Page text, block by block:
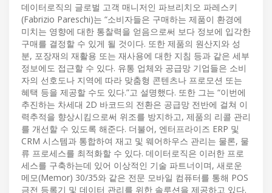
데이터로직의 글로벌 고객 매니저인 파브리치오 파레스키
(Fabrizio Pareschi)는 “소비자들은 구매하는 제품이 환경에
미치는 영향에 대한 통찰력을 얻음으로써 보다 정보에 입각한
구매를 결정할 수 있게 될 것이다. 또한 제품의 원산지와 성
분, 포장재의 재활용 또는 재사용에 대한 지침 등과 같은 세부
정보에도 접근할 수 있다. 유통 업체와 공급망 기업들은 소비
자의 선호도나 지역에 따라 맞춤형 콘텐츠나 프로모션 또는
혜택 등을 제공할 수도 있다.”고 설명했다. 또한 그는 “이번에
추진하는 차세대 2D 바코드의 전환은 공급망 전반에 걸쳐 이
력추적을 향상시킴으로써 위조를 방지하고, 제품의 리콜 관리
를 개선할 수 있도록 해준다. 더불어, 엔터프라이즈 ERP 및
CRM 시스템과 통합하여 재고 및 웨어하우스 관리는 물론, 물
류 프로세스를 최적화할 수 있다. 데이터로직은 이러한 프로
세스를 구축하는데 있어 이상적인 기술 파트너이며, 새로운
메모(Memor) 30/35와 같은 전문 모바일 컴퓨터를 통해 POS
금전 등록기 및 데이터 관리를 위한 솔루션을 제공하고 있다.